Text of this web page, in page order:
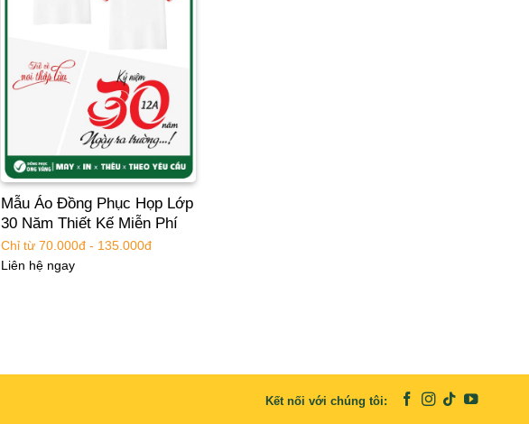
Mẫu Áo Đồng Phục Họp Lớp
30 Năm Thiết Kế Miễn Phí
Chỉ từ 70.000đ - 135.000đ
Liên hệ ngay
Kết nối với chúng tôi: